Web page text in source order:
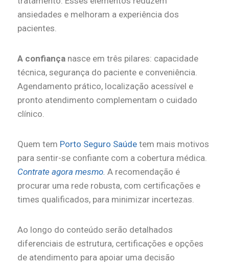
ansiedades e melhoram a experiência dos
pacientes.
A confiança nasce em três pilares: capacidade
técnica, segurança do paciente e conveniência.
Agendamento prático, localização acessível e
pronto atendimento complementam o cuidado
clínico.
Quem tem Porto Seguro Saúde tem mais motivos
para sentir-se confiante com a cobertura médica.
Contrate agora mesmo A recomendação é
procurar uma rede robusta, com certificações e
times qualificados, para minimizar incertezas.
Ao longo do conteúdo serão detalhados
diferenciais de estrutura, certificações e opções
de atendimento para apoiar uma decisão